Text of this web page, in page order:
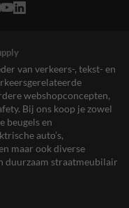
van verkeers-, tekst- en
webshopconcepten,
Bij ons koop je zowel
beugels en
auto’s,
maar ook diverse
duurzaam straatmeubilair